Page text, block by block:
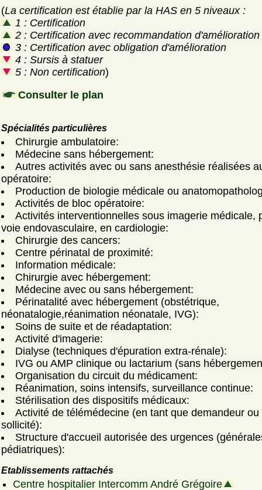
(La certification est établie par la HAS en 5 niveaux :
1 : Certification
2 : Certification avec recommandation d'amélioration
3 : Certification avec obligation d'amélioration
4 : Sursis à statuer
5 : Non certification)
Consulter le plan
Spécialités particulières
Chirurgie ambulatoire:
Médecine sans hébergement:
Autres activités avec ou sans anesthésie réalisées
opératoire:
Production de biologie médicale ou
Activités de bloc opératoire:
Activités interventionnelles sous imagerie médicale,
voie endovasculaire, en cardiologie:
Chirurgie des cancers:
Centre périnatal de proximité:
Information médicale:
Chirurgie avec hébergement:
Médecine avec ou sans hébergement:
Périnatalité avec hébergement (obstétrique,
néonatalogie,réanimation néonatale, IVG):
Soins de suite et de réadaptation:
Activité d'imagerie:
Dialyse (techniques d'épuration extra-rénale):
IVG ou AMP clinique ou lactarium (sans
Organisation du circuit du médicament:
Réanimation, soins intensifs, surveillance continue:
Stérilisation des dispositifs médicaux:
Activité de télémédecine (en tant que demandeur ou
sollicité):
Structure d'accueil autorisée des urgences
pédiatriques):
Etablissements rattachés
Centre hospitalier Intercomm André Grégoire